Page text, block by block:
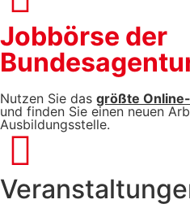
Jobbörse der
Nutzen Sie das größte
und finden Sie einen neuen
Ausbildungsstelle.